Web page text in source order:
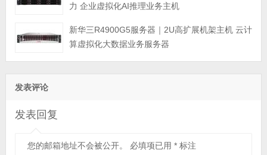
力 企业虚拟化AI推理业务主机
新华三R4900G5服务器｜2U高扩展机架主机 云计
算虚拟化大数据业务服务器
发表评论
发表回复
您的邮箱地址不会被公开。 必填项已用 *标注